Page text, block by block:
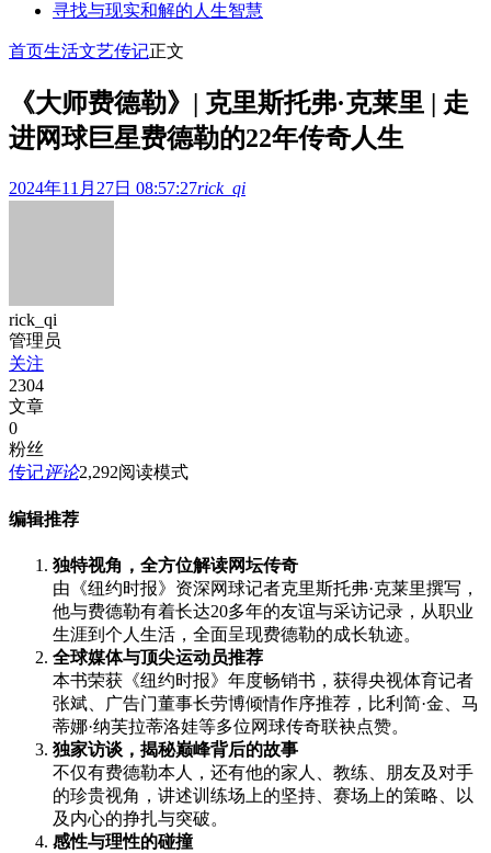
寻找与现实和解的人生智慧
首页生活文艺传记正文
《大师费德勒》| 克里斯托弗·克莱里 | 走
进网球巨星费德勒的22年传奇人生
2024年11月27日 08:57:27rick_qi
rick_qi
管理员
关注
2304
文章
0
粉丝
传记评论2,292阅读模式
编辑推荐
独特视角，全方位解读网坛传奇
由《纽约时报》资深网球记者克里斯托弗·克莱里撰写，
他与费德勒有着长达20多年的友谊与采访记录，从职业
生涯到个人生活，全面呈现费德勒的成长轨迹。
全球媒体与顶尖运动员推荐
本书荣获《纽约时报》年度畅销书，获得央视体育记者
张斌、广告门董事长劳博倾情作序推荐，比利简·金、马
蒂娜·纳芙拉蒂洛娃等多位网球传奇联袂点赞。
独家访谈，揭秘巅峰背后的故事
不仅有费德勒本人，还有他的家人、教练、朋友及对手
的珍贵视角，讲述训练场上的坚持、赛场上的策略、以
及内心的挣扎与突破。
感性与理性的碰撞